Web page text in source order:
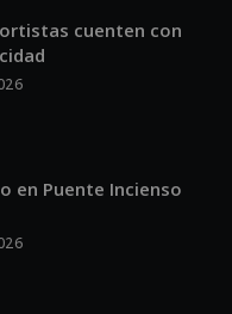
cuenten con
en Puente Incienso